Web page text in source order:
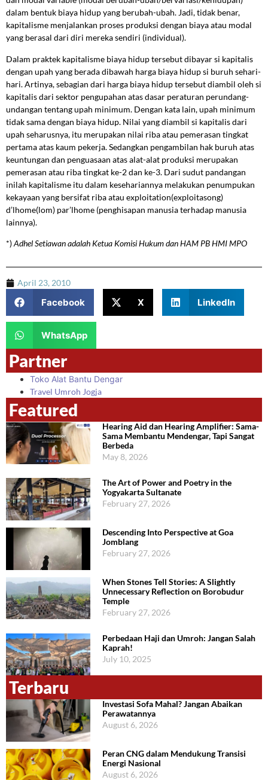
dalam bentuk biaya hidup yang berubah-ubah. Jadi, tidak benar,
kapitalisme menjalankan proses produksi dengan biaya atau modal
yang berasal dari diri mereka sendiri (individual).
Dalam praktek kapitalisme biaya hidup tersebut dibayar si kapitalis
dengan upah yang berada dibawah harga biaya hidup si buruh sehari-
hari. Artinya, sebagian dari harga biaya hidup tersebut diambil oleh si
kapitalis dari sektor pengupahan atas dasar peraturan perundang-
undangan tentang upah minimum. Dengan kata lain, upah minimum
tidak sama dengan biaya hidup. Nilai yang diambil si kapitalis dari
upah seharusnya, itu merupakan nilai riba atau pemerasan tingkat
pertama atas kaum pekerja. Sedangkan pengambilan hak buruh atas
keuntungan dan penguasaan atas alat-alat produksi merupakan
pemerasan atau riba tingkat ke-2 dan ke-3. Dari sudut pandangan
inilah kapitalisme itu dalam kesehariannya melakukan penumpukan
kekayaan yang bersifat riba atau exploitation(exploitasong)
d’lhome(lom) par’lhome (penghisapan manusia terhadap manusia
lainnya).
*)Adhel Setiawan adalah Ketua Komisi Hukum dan HAM PB HMI MPO
April 23, 2010
Facebook X LinkedIn
WhatsApp
Partner
Toko Alat Bantu Dengar
Travel Umroh Jogja
Featured
Hearing Aid dan Hearing Amplifier: Sama-
Sama Membantu Mendengar, Tapi Sangat
Berbeda
May 8, 2026
The Art of Power and Poetry in the
Yogyakarta Sultanate
February 27, 2026
Descending Into Perspective at Goa
Jomblang
February 27, 2026
When Stones Tell Stories: A Slightly
Unnecessary Reflection on Borobudur
Temple
February 27, 2026
Perbedaan Haji dan Umroh: Jangan Salah
Kaprah!
July 10, 2025
Terbaru
Investasi Sofa Mahal? Jangan Abaikan
Perawatannya
August 6, 2026
Peran CNG dalam Mendukung Transisi
Energi Nasional
August 6, 2026